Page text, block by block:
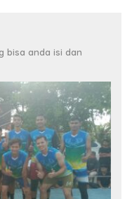
bisa anda isi dan